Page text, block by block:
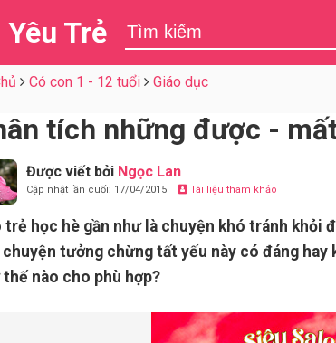
Yêu Trẻ
Có con 1 - 12 tuổi Giáo dục
tích những được -
Được viết bởi Ngọc Lan
Cập nhật lần cuối: 17/04/2015 Tài liệu tham khảo
trẻ học hè gần như là chuyện khó tránh khỏi
chuyện tưởng chừng tất yếu này có đáng hay
thế nào cho phù hợp?